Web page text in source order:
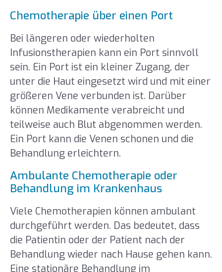
Chemotherapie über einen Port
Bei längeren oder wiederholten
Infusionstherapien kann ein Port sinnvoll
sein. Ein Port ist ein kleiner Zugang, der
unter die Haut eingesetzt wird und mit einer
größeren Vene verbunden ist. Darüber
können Medikamente verabreicht und
teilweise auch Blut abgenommen werden.
Ein Port kann die Venen schonen und die
Behandlung erleichtern.
Ambulante Chemotherapie oder
Behandlung im Krankenhaus
Viele Chemotherapien können ambulant
durchgeführt werden. Das bedeutet, dass
die Patientin oder der Patient nach der
Behandlung wieder nach Hause gehen kann.
Eine stationäre Behandlung im